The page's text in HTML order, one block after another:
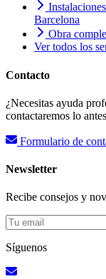
Barcelona
Obra
Ver todos los
Contacto
¿Necesitas ayuda
contactaremos lo
Formulario de
Newsletter
Recibe consejos y
Síguenos